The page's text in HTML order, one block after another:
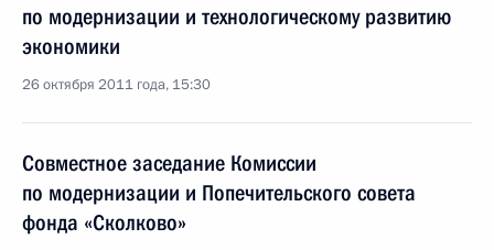
по модернизации и технологическому развитию
экономики
26 октября 2011 года, 15:30
Совместное заседание Комиссии
по модернизации и Попечительского совета
фонда «Сколково»